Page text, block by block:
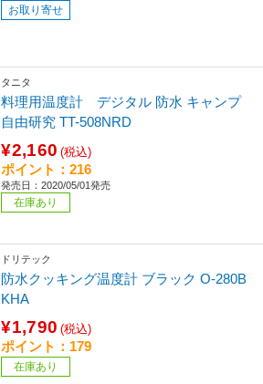
お取り寄せ
タニタ
料理用温度計 デジタル 防水 キャンプ
自由研究 TT-508NRD
¥2,160 (税込)
ポイント：216
発売日：2020/05/01発売
在庫あり
ドリテック
防水クッキング温度計 ブラック O-280B
KHA
¥1,790 (税込)
ポイント：179
在庫あり